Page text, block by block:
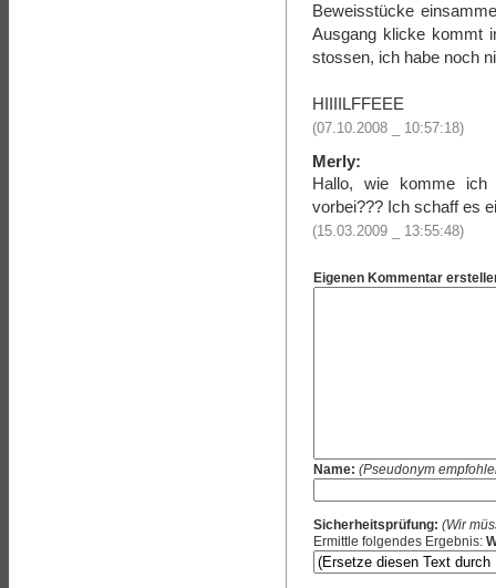
Beweisstücke
Ausgang klicke kommt
stossen, ich habe noch
HIIIILFFEEE
(07.10.2008 _ 10:57:18)
Merly:
Hallo, wie komme
vorbei??? Ich schaff es
(15.03.2009 _ 13:55:48)
Eigenen Kommentar
Name: (Pseudonym
Sicherheitsprüfung: (Wir
Ermittle folgendes Ergebnis: